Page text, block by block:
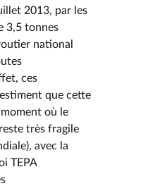
2013, par les
3,5 tonnes
national
ces
que cette
où le
très fragile
avec la
TEPA